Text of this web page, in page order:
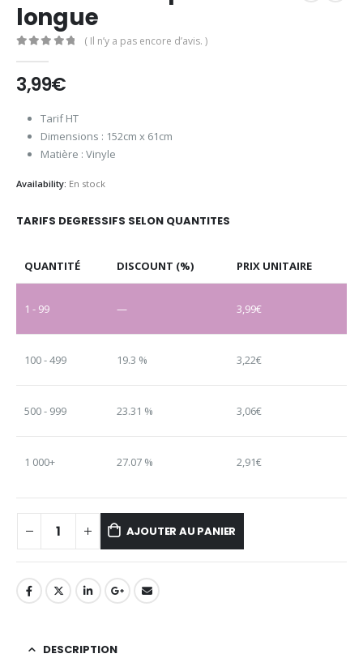
longue
( Il n’y a pas encore d’avis. )
3,99€
Tarif HT
Dimensions : 152cm x 61cm
Matière : Vinyle
Availability: En stock
TARIFS DEGRESSIFS SELON QUANTITES
QUANTITÉ DISCOUNT (%) PRIX UNITAIRE
1 - 99 — 3,99€
100 - 499 19.3 % 3,22€
500 - 999 23.31 % 3,06€
1 000+ 27.07 % 2,91€
AJOUTER AU PANIER
DESCRIPTION